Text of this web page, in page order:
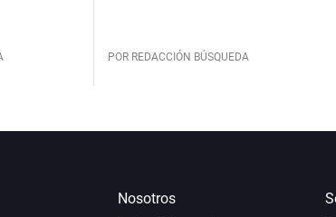
POR REDACCIÓN BÚSQUEDA
Nosotros